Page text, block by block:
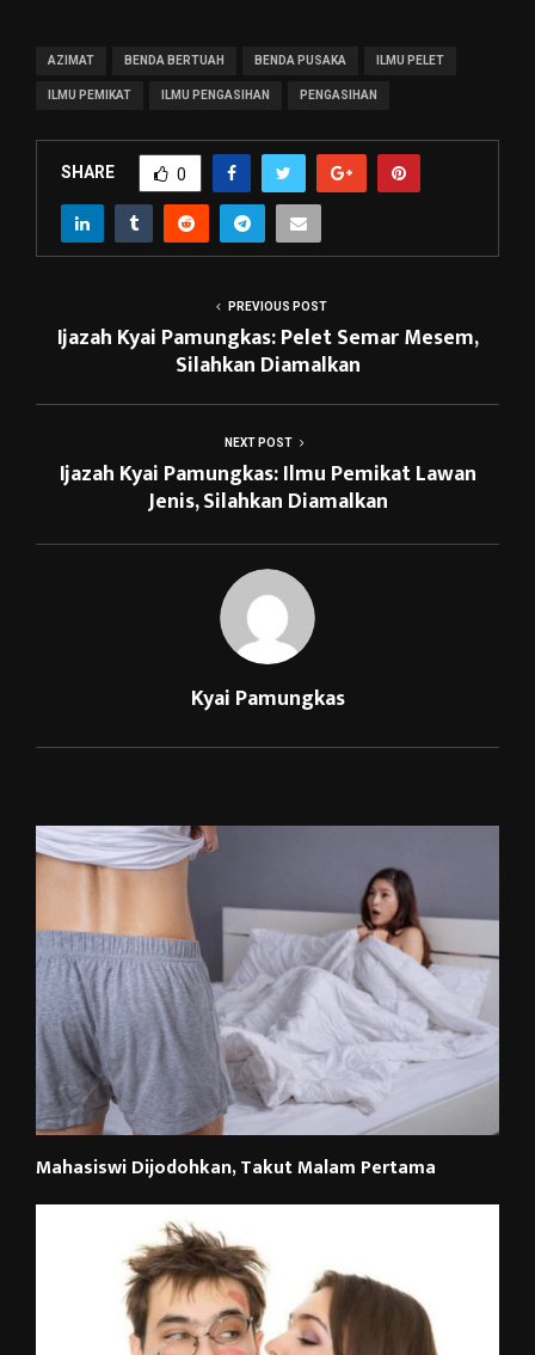
AZIMAT BENDA BERTUAH BENDA PUSAKA ILMU PELET
ILMU PEMIKAT ILMU PENGASIHAN PENGASIHAN
SHARE 0
PREVIOUS POST
Ijazah Kyai Pamungkas: Pelet Semar Mesem,
Silahkan Diamalkan
NEXT POST
Ijazah Kyai Pamungkas: Ilmu Pemikat Lawan
Jenis, Silahkan Diamalkan
Kyai Pamungkas
Mahasiswi Dijodohkan, Takut Malam Pertama